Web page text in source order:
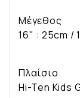
Μέγεθος
16" : 25cm /
Πλαίσιο
Hi-Ten Kids